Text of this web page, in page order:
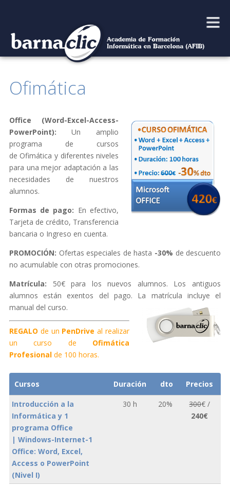
menu
content
Ofimática
Office (Word-Excel-Access-
PowerPoint): Un amplio
programa de cursos
de Ofimática y diferentes niveles
para una mejor adaptación a las
necesidades de nuestros
alumnos.
Formas de pago: En efectivo,
Tarjeta de crédito, Transferencia
bancaria o Ingreso en cuenta.
PROMOCIÓN: Ofertas especiales de hasta -30% de descuento
no acumulable con otras promociones.
Matrícula: 50€ para los nuevos alumnos. Los antiguos
alumnos están exentos del pago. La matrícula incluye el
manual del curso.
REGALO de un PenDrive al realizar
un curso de Ofimática
Profesionalde 100 horas.
Cursos Duración dto Precios
Introducción a la
Informática y 1
programa Office
| Windows-Internet-1
Office: Word, Excel,
Access o PowerPoint
(Nivel I)
30 h 20% 300€ /
240€